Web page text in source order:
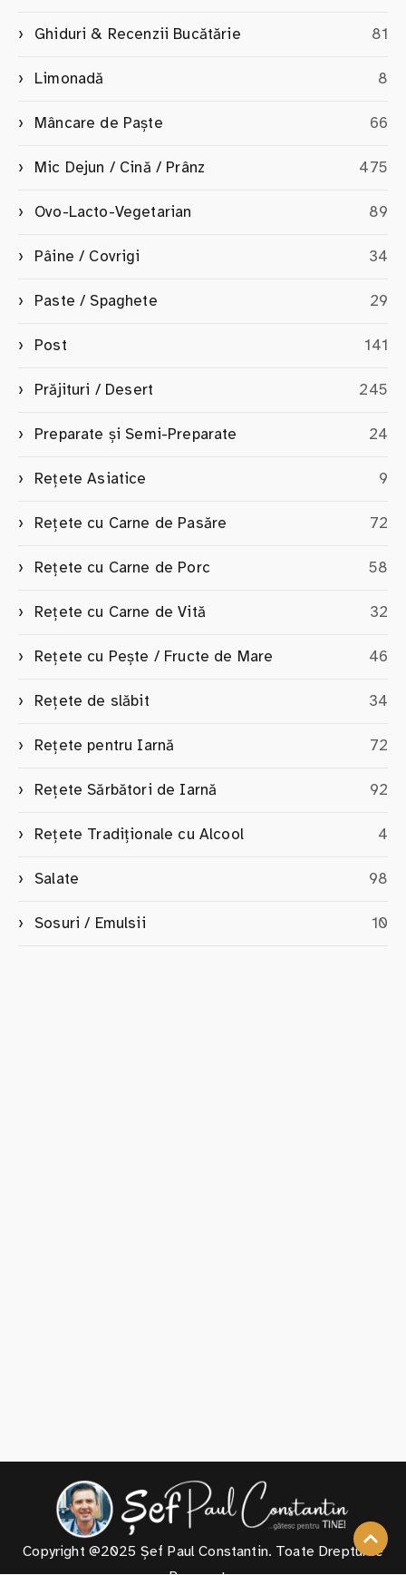
Ghiduri & Recenzii Bucătărie 81
Limonadă 8
Mâncare de Paște 66
Mic Dejun / Cină / Prânz 475
Ovo-Lacto-Vegetarian 89
Pâine / Covrigi 34
Paste / Spaghete 29
Post 141
Prăjituri / Desert 245
Preparate și Semi-Preparate 24
Rețete Asiatice 9
Rețete cu Carne de Pasăre 72
Rețete cu Carne de Porc 58
Rețete cu Carne de Vită 32
Rețete cu Pește / Fructe de Mare 46
Rețete de slăbit 34
Rețete pentru Iarnă 72
Rețete Sărbători de Iarnă 92
Rețete Tradiționale cu Alcool 4
Salate 98
Sosuri / Emulsii 10
Copyright @2025 Șef Paul Constantin. Toate Drepturile